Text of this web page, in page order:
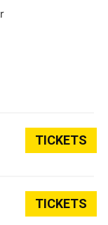
TICKETS
TICKETS